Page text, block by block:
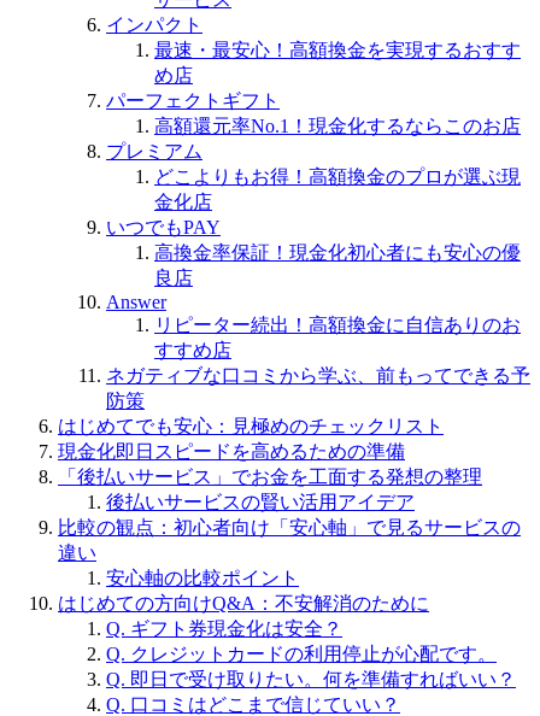
インパクト
最速・最安心！高額換金を実現するおすす
め店
パーフェクトギフト
高額還元率No.1！現金化するならこのお店
プレミアム
どこよりもお得！高額換金のプロが選ぶ現
金化店
いつでもPAY
高換金率保証！現金化初心者にも安心の優
良店
Answer
リピーター続出！高額換金に自信ありのお
すすめ店
ネガティブな口コミから学ぶ、前もってできる予
防策
はじめてでも安心：見極めのチェックリスト
現金化即日スピードを高めるための準備
「後払いサービス」でお金を工面する発想の整理
後払いサービスの賢い活用アイデア
比較の観点：初心者向け「安心軸」で見るサービスの
違い
安心軸の比較ポイント
はじめての方向けQ&A：不安解消のために
Q. ギフト券現金化は安全？
Q. クレジットカードの利用停止が心配です。
Q. 即日で受け取りたい。何を準備すればいい？
Q. 口コミはどこまで信じていい？